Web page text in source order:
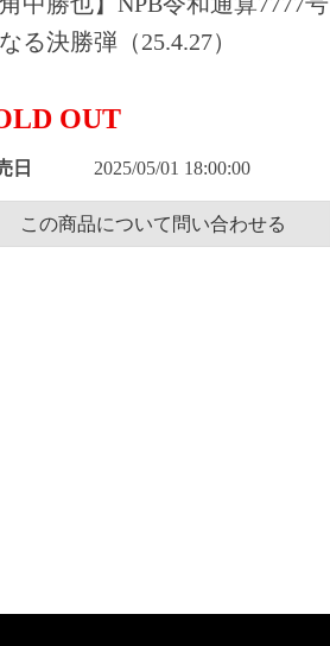
る決勝弾（25.4.27）
OUT
日 2025/05/01 18:00:00
この商品について問い合わせる